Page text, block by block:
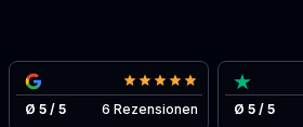
Ø 5 / 5 6 Rezensionen Ø 5 / 5